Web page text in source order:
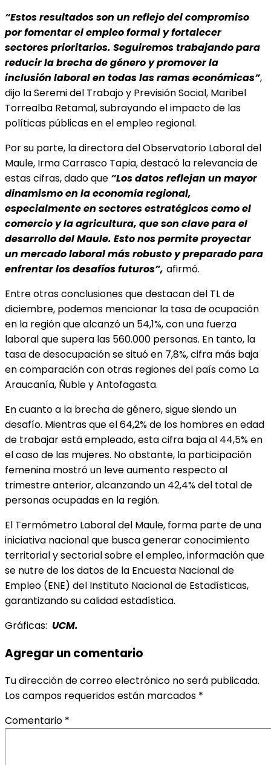
“Estos resultados son un reflejo del compromiso
por fomentar el empleo formal yfortalecer
sectores prioritarios. Seguiremos trabajando para
reducir la brecha de género y promover la
inclusión laboral en todas las ramas económicas”,
dijo la Seremi del Trabajo y Previsión Social, Maribel
Torrealba Retamal, subrayando el impacto de las
políticas públicas en el empleo regional.
Por su parte, la directora del Observatorio Laboral del
Maule, Irma Carrasco Tapia, destacó la relevancia de
estas cifras, dado que “Los datos reflejan un mayor
dinamismo en la economía regional,
especialmente en sectores estratégicos como el
comercio y la agricultura, que son clave para el
desarrollo del Maule. Esto nos permite proyectar
un mercado laboral más robusto y preparado para
enfrentar los desafíos futuros”, afirmó.
Entre otras conclusiones que destacan del TL de
diciembre, podemos mencionar la tasa de ocupación
en la región que alcanzó un 54,1%, con una fuerza
laboral que supera las 560.000 personas. En tanto, la
tasa de desocupación se situó en 7,8%, cifra más baja
en comparación con otras regiones del país como La
Araucanía, Ñuble y Antofagasta.
En cuanto a la brecha de género, sigue siendo un
desafío. Mientras que el 64,2% de los hombres en edad
de trabajar está empleado, esta cifra baja al 44,5% en
el caso de las mujeres. No obstante, la participación
femenina mostró un leve aumento respecto al
trimestre anterior, alcanzando un 42,4% del total de
personas ocupadas en la región.
El Termómetro Laboral del Maule, forma parte de una
iniciativa nacional que busca generar conocimiento
territorial y sectorial sobre el empleo, información que
se nutre de los datos de la Encuesta Nacional de
Empleo (ENE) del Instituto Nacional de Estadísticas,
garantizando su calidad estadística.
Gráficas: UCM.
Agregar un comentario
Tu dirección de correo electrónico no será publicada.
Los campos requeridos están marcados *
Comentario *